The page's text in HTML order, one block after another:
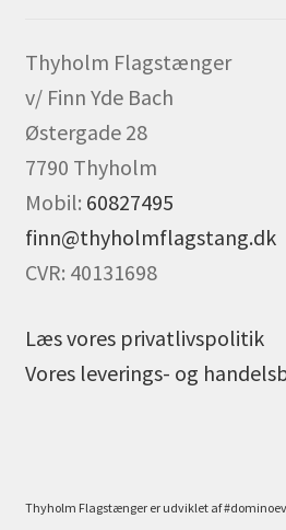
Thyholm Flagstænger
v/ Finn Yde Bach
Østergade 28
7790 Thyholm
Mobil: 60827495
finn@thyholmflagstang.dk
CVR: 40131698
Læs vores privatlivspolitik
Vores leverings- og
Thyholm Flagstænger er udviklet af